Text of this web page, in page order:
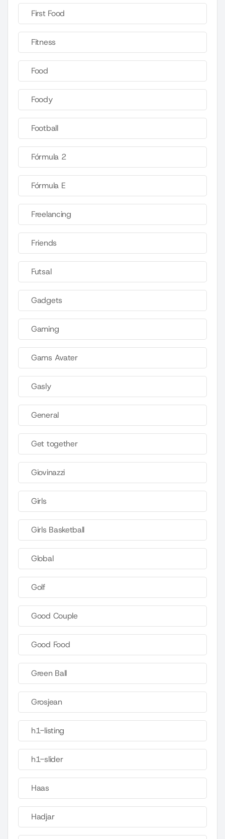
First Food
Fitness
Food
Foody
Football
Fórmula 2
Fórmula E
Freelancing
Friends
Futsal
Gadgets
Gaming
Gams Avater
Gasly
General
Get together
Giovinazzi
Girls
Girls Basketball
Global
Golf
Good Couple
Good Food
Green Ball
Grosjean
h1-listing
h1-slider
Haas
Hadjar